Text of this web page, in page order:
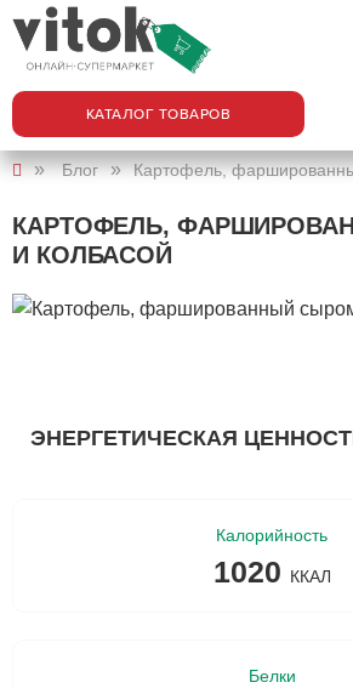
КАТАЛОГ ТОВАРОВ
Блог Картофель,
КАРТОФЕЛЬ,
И КОЛБАСОЙ
ЭНЕРГЕТИЧЕСКАЯ
Калорийность
1020 ККАЛ
Белки